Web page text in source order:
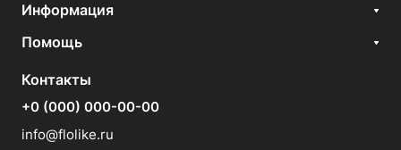
Информация
Помощь
Контакты
+0 (000) 000-00-00
info@flolike.ru